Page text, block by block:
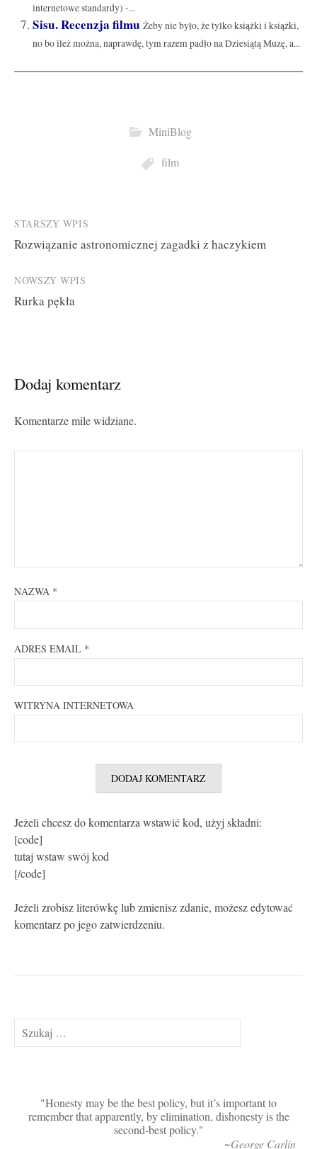
internetowe standardy) -...
Sisu. Recenzja filmu Żeby nie było, że tylko książki i książki,
no bo ileż można, naprawdę, tym razem padło na Dziesiątą Muzę, a...
MiniBlog
film
Post
navigation
STARSZY WPIS
Rozwiązanie astronomicznej zagadki z haczykiem
NOWSZY WPIS
Rurka pękła
Dodaj komentarz
Komentarze mile widziane.
NAZWA *
ADRES EMAIL *
WITRYNA INTERNETOWA
Jeżeli chcesz do komentarza wstawić kod, użyj składni:
[code]
tutaj wstaw swój kod
[/code]
Jeżeli zrobisz literówkę lub zmienisz zdanie, możesz edytować
komentarz po jego zatwierdzeniu.
Szukaj:
Honesty may be the best policy, but it’s important to
remember that apparently, by elimination, dishonesty is the
second-best policy.
~George Carlin